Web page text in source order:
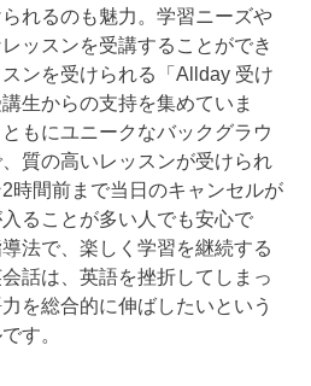
れるのも魅力。学習ニーズや
ッスンを受講することができ
ンを受けられる「Allday 受け
生からの支持を集めていま
もにユニークなバックグラウ
質の高いレッスンが受けられ
時間前まで当日のキャンセルが
ることが多い人でも安心で
法で、楽しく学習を継続する
話は、英語を挫折してしまっ
を総合的に伸ばしたいという
す。